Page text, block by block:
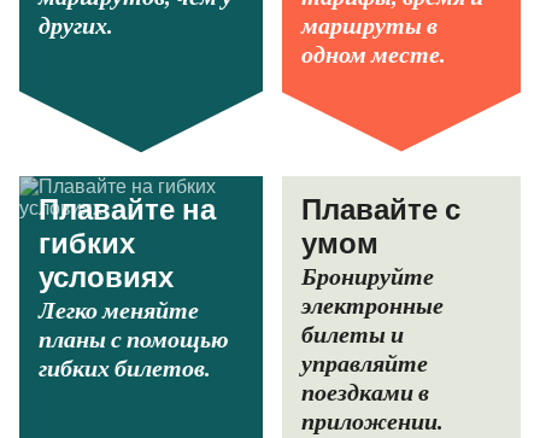
других.
маршруты в
одном месте.
Плавайте на
гибких
условиях
Легко меняйте
планы с помощью
гибких билетов.
Плавайте с
умом
Бронируйте
электронные
билеты и
управляйте
поездками в
приложении.